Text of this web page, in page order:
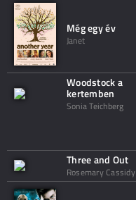
Még egy év
Janet
Woodstock a
kertemben
Sonia Teichberg
Three and Out
Rosemary Cassidy